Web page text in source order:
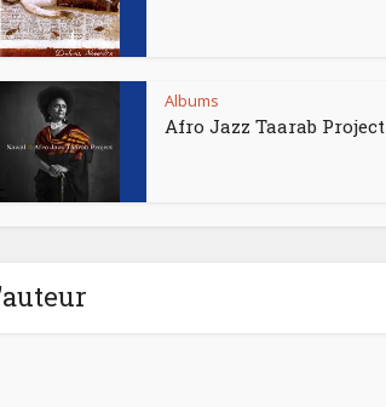
Albums
Afro Jazz Taarab Project